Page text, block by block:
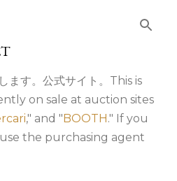
ン コンテンツに移動
ます。公式サイト。This is
on sale at auction sites
," and "BOOTH." If you
use the purchasing agent